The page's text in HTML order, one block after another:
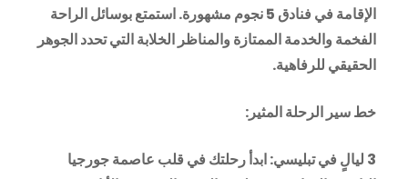
الإقامة في فنادق 5 نجوم مشهورة. استمتع بوسائل الراحة
الفخمة والخدمة الممتازة والمناظر الخلابة التي تحدد الجوهر
الحقيقي للرفاهية.
خط سير الرحلة المثير:
3 ليالٍ في تبليسي: ابدأ رحلتك في قلب عاصمة جورجيا